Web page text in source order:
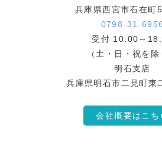
兵庫県西宮市石在町
0798-31-6956
受付 10:00～
（土・日・祝を除
明石支店
兵庫県明石市二見町東
会社概要はこち